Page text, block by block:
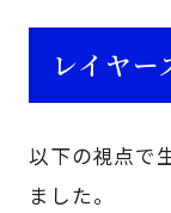
レイヤ
以下の視点で
ました。